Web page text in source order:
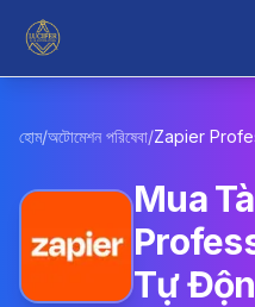
হোম/অটোমেশন পরিষেবা/Zapier
Mua
Tự